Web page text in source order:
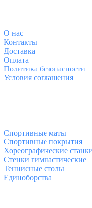
О нас
Контакты
Доставка
Оплата
Политика безопасности
Условия соглашения
Спортивные маты
Спортивные покрытия
Хореографические станки
Стенки гимнастические
Теннисные столы
Единоборства